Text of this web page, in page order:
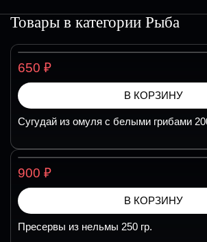
Товары в категории Рыба
650 ₽
В КОРЗИНУ
Сугудай из омуля с белыми грибами
900 ₽
В КОРЗИНУ
Пресервы из нельмы 250 гр.